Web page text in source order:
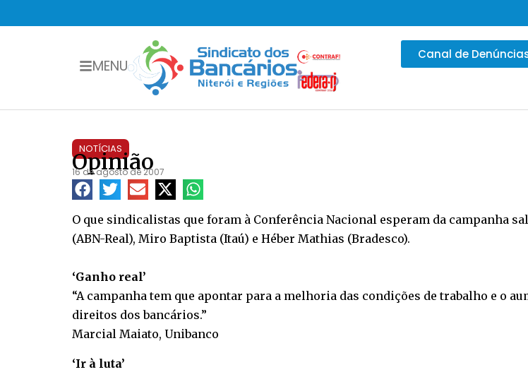
MENU
Canal de
NOTÍCIAS
Opinião
16 de agosto de 2007
O que sindicalistas que foram à Conferência Nacional esperam da campanha
(ABN-Real), Miro Baptista (Itaú) e Héber Mathias (Bradesco).
‘Ganho real’
“A campanha tem que apontar para a melhoria das condições de trabalho e o
direitos dos bancários.”
Marcial Maiato, Unibanco
‘Ir à luta’